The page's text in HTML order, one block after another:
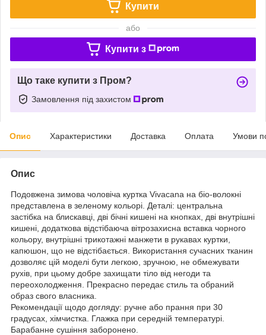
Купити
або
Купити з
Що таке купити з Пром?
Замовлення під захистом
Опис Характеристики Доставка Оплата Умови
Опис
Подовжена зимова чоловіча куртка Vivacana на біо-волокні
представлена в зеленому кольорі. Деталі: центральна
застібка на блискавці, дві бічні кишені на кнопках, дві внутрішні
кишені, додаткова відстібаюча вітрозахисна вставка чорного
кольору, внутрішні трикотажні манжети в рукавах куртки,
капюшон, що не відстібається. Використання сучасних тканин
дозволяє цій моделі бути легкою, зручною, не обмежувати
рухів, при цьому добре захищати тіло від негоди та
переохолодження. Прекрасно передає стиль та обраний
образ свого власника.
Рекомендації щодо догляду: ручне або прання при 30
градусах, хімчистка. Глажка при середній температурі.
Барабанне сушіння заборонено.